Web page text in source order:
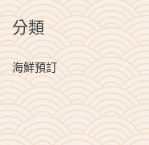
分類
海鮮預訂